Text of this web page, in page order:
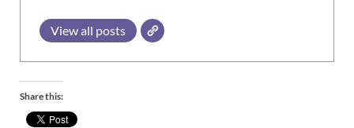
View all posts
Share this: